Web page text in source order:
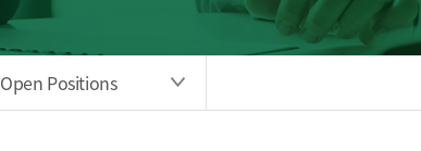
Open Positions